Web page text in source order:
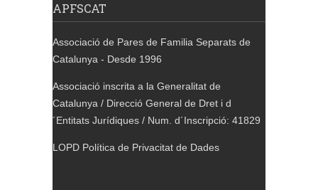
APFSCAT
Associació de Pares de Familia Separats de
Catalunya - Desde 1996
Associació inscrita a la Generalitat de
Catalunya / Direcció General de Dret i d
´Entitats Jurídiques / Num. d´Inscripció: 41829
LOPD Política de Privacitat de Dades